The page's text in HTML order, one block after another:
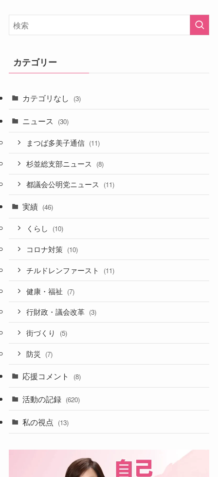
カテゴリー
カテゴリなし (3)
ニュース (30)
まつば多美子通信 (11)
杉並総支部ニュース (8)
都議会公明党ニュース (11)
実績 (46)
くらし (10)
コロナ対策 (10)
チルドレンファースト (11)
健康・福祉 (7)
行財政・議会改革 (3)
街づくり (5)
防災 (7)
応援コメント (8)
活動の記録 (620)
私の視点 (13)